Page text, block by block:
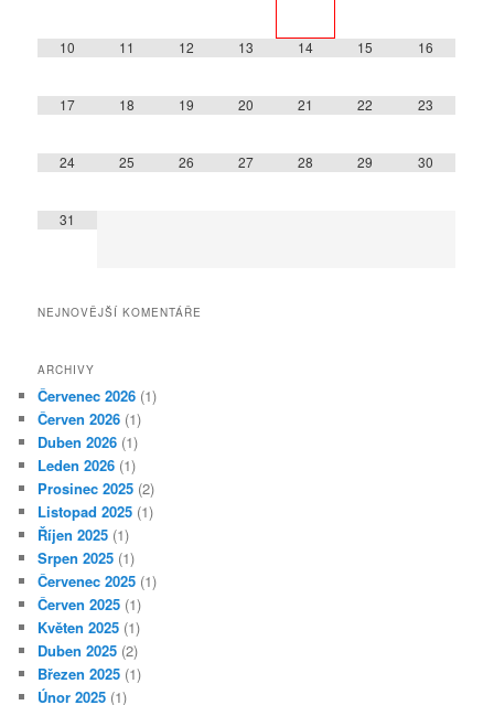
10 11 12 13 14 15 16
17 18 19 20 21 22 23
24 25 26 27 28 29 30
31
NEJNOVĚJŠÍ KOMENTÁŘE
ARCHIVY
Červenec 2026 (1)
Červen 2026 (1)
Duben 2026 (1)
Leden 2026 (1)
Prosinec 2025 (2)
Listopad 2025 (1)
Říjen 2025 (1)
Srpen 2025 (1)
Červenec 2025 (1)
Červen 2025 (1)
Květen 2025 (1)
Duben 2025 (2)
Březen 2025 (1)
Únor 2025 (1)